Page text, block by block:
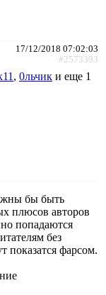
17/12/2018 07:02:03
#2573393
, 0льчик и еще 1
бы быть
плюсов авторов
попадаются
без
показатся фарсом.